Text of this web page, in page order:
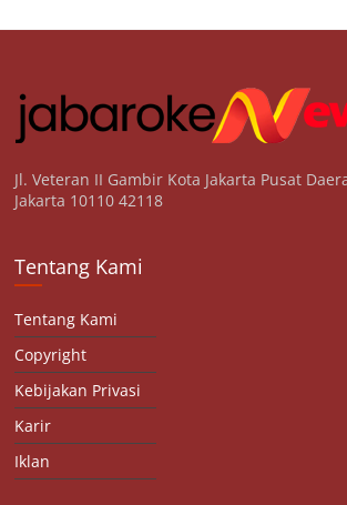
Jl. Veteran II Gambir Kota Jakarta Pusat
Jakarta 10110 42118
Tentang Kami
Tentang Kami
Copyright
Kebijakan Privasi
Karir
Iklan